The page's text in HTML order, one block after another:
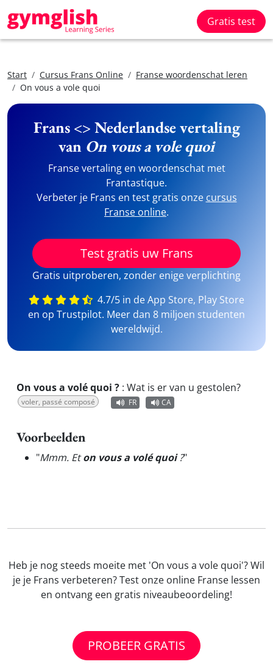
Gratis test
Start Cursus Frans Online
Franse woordenschat leren
On vous a vole quoi
Frans <> Nederlandse vertaling
van On vous a vole quoi
Franse vertaling en woordenschat met
Frantastique.
Verbeter je Frans en test gratis onze cursus
Franse online.
Test gratis uw Frans
Gratis uitproberen, zonder enige verplichting
4.7/5 in de App Store, Play Store
en op Trustpilot. Meer dan 8 miljoen studenten
wereldwijd.
On vous a volé quoi ? : Wat is er van u gestolen?
voler, passé composé FR CA
Voorbeelden
"Mmm. Eton vous a volé quoi?"
Heb je nog steeds moeite met 'On vous a vole quoi'? Wil
je je Frans verbeteren? Test onze online Franse lessen
en ontvang een gratis niveaubeoordeling!
PROBEER GRATIS